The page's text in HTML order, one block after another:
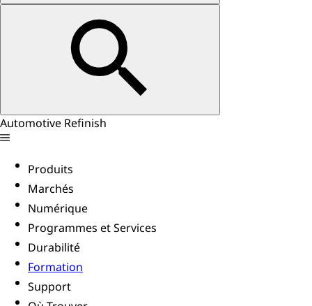
Automotive Refinish
Produits
Marchés
Numérique
Programmes et Services
Durabilité
Formation
Support